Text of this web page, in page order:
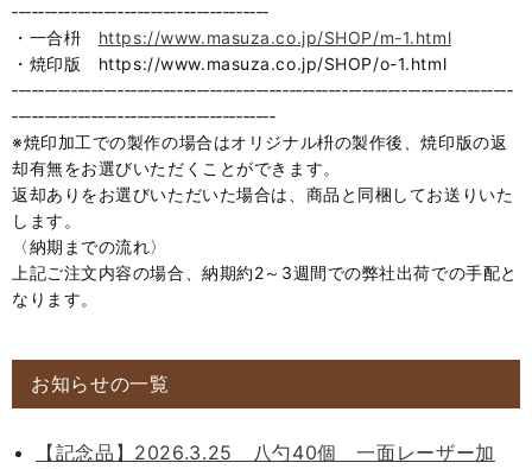
‐‐‐‐‐‐‐‐‐‐‐‐‐‐‐‐‐‐‐‐‐‐‐‐‐‐‐‐‐‐‐‐‐‐‐‐‐‐‐
・一合枡 https://www.masuza.co.jp/SHOP/m-1.html
・焼印版 https://www.masuza.co.jp/SHOP/o-1.html
‐‐‐‐‐‐‐‐‐‐‐‐‐‐‐‐‐‐‐‐‐‐‐‐‐‐‐‐‐‐‐‐‐‐‐‐‐‐‐‐‐‐‐‐‐‐‐‐‐‐‐‐‐‐‐‐‐‐‐‐‐‐‐‐‐‐‐‐‐‐‐‐‐‐‐‐
‐‐‐‐‐‐‐‐‐‐‐‐‐‐‐‐‐‐‐‐‐‐‐‐‐‐‐‐‐‐‐‐‐‐‐‐‐‐‐‐
※焼印加工での製作の場合はオリジナル枡の製作後、焼印版の返
却有無をお選びいただくことができます。
返却ありをお選びいただいた場合は、商品と同梱してお送りいた
します。
〈納期までの流れ〉
上記ご注文内容の場合、納期約2～3週間での弊社出荷での手配と
なります。
お知らせの一覧
【記念品】2026.3.25 八勺40個 一面レーザー加